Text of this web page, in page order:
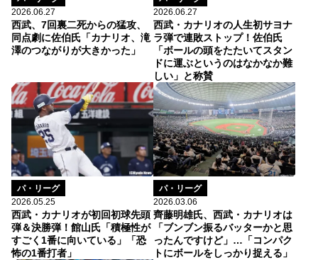
2026.06.27
西武、7回裏二死からの猛攻、
同点劇に佐伯氏「カナリオ、滝
澤のつながりが大きかった」
2026.06.27
西武・カナリオの人生初サヨナ
ラ弾で連敗ストップ！佐伯氏
「ボールの頭をたたいてスタン
ドに運ぶというのはなかなか難
しい」と称賛
パ・リーグ
2026.05.25
西武・カナリオが初回初球先頭
弾＆決勝弾！館山氏「積極性が
すごく1番に向いている」「恐
怖の1番打者」
パ・リーグ
2026.03.06
齊藤明雄氏、西武・カナリオは
「ブンブン振るバッターかと思
ったんですけど」…「コンパク
トにボールをしっかり捉える」